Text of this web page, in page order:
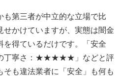
も第三者が中立的な立場で比
せかけていますが、実態は闇金
を得ているだけです。「安全
寧さ：★★★★★」などと評
も違法業者に「安全」も何も